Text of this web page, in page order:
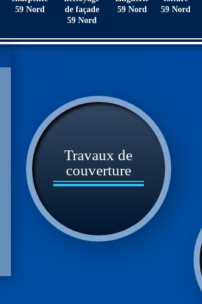
59 Nord
de façade
59 Nord
59 Nord
59 Nord
Travaux de
couverture